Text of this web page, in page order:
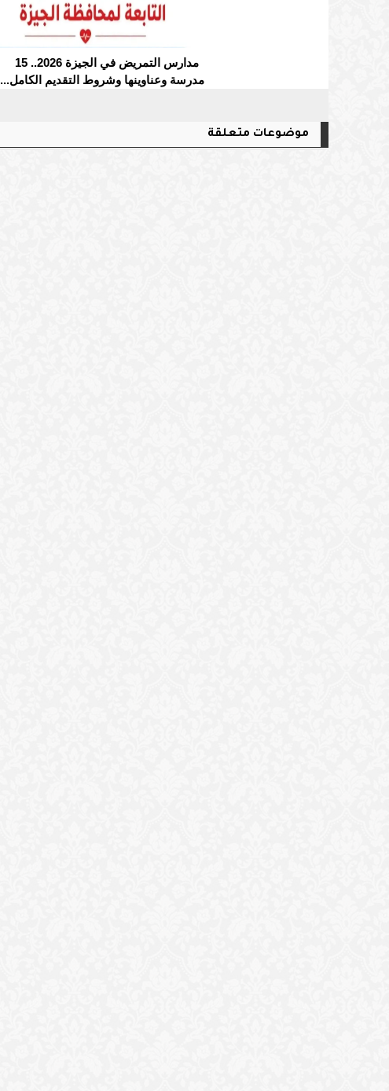
مدارس التمريض في الجيزة 2026.. 15
مدرسة وعناوينها وشروط التقديم الكامل...
موضوعات متعلقة